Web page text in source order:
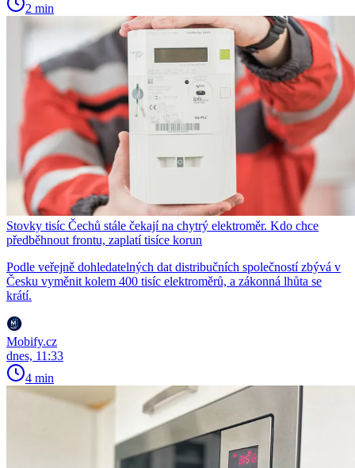
2 min
Stovky tisíc Čechů stále čekají na chytrý elektroměr. Kdo chce
předběhnout frontu, zaplatí tisíce korun
Podle veřejně dohledatelných dat distribučních společností zbývá v
Česku vyměnit kolem 400 tisíc elektroměrů, a zákonná lhůta se
krátí.
Mobify.cz
dnes, 11:33
4 min